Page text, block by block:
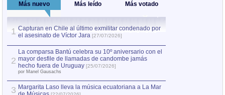
Más nuevo Más leído Más votado
1 Capturan en Chile al último exmilitar condenado por
el asesinato de Víctor Jara [27/07/2026]
2
La comparsa Bantú celebra su 10º aniversario con el
mayor desfile de llamadas de candombe jamás
hecho fuera de Uruguay [25/07/2026]
por Manel Gausachs
3 Margarita Laso lleva la música ecuatoriana a La Mar